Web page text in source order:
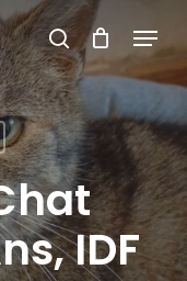
search
Menu
IDF
Close